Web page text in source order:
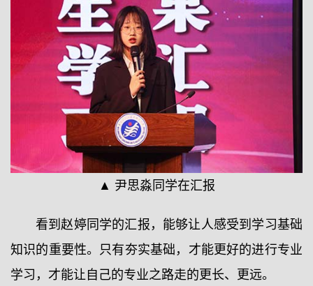
▲ 尹思淼同学在汇报
看到赵婷同学的汇报，能够让人感受到学习基础
知识的重要性。只有夯实基础，才能更好的进行专业
学习，才能让自己的专业之路走的更长、更远。